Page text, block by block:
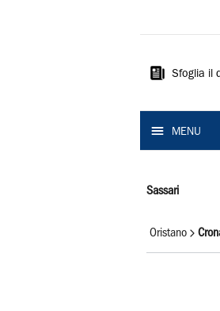
Sfoglia il
MENU
Sassari
Oristano